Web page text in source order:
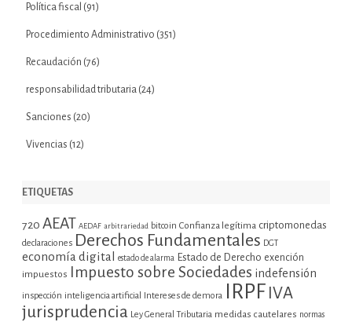
Política fiscal (91)
Procedimiento Administrativo (351)
Recaudación (76)
responsabilidad tributaria (24)
Sanciones (20)
Vivencias (12)
ETIQUETAS
720 AEAT AEDAF arbitrariedad bitcoin Confianza legítima criptomonedas
declaraciones Derechos Fundamentales DGT
economía digital estado de alarma Estado de Derecho exención
impuestos Impuesto sobre Sociedades indefensión
inspección inteligencia artificial Intereses de demora IRPF IVA
jurisprudencia Ley General Tributaria medidas cautelares normas